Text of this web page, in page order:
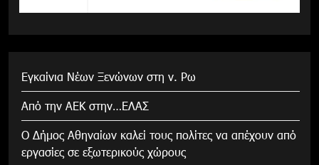
Εγκαίνια Νέων Ξενώνων στη ν. Ρω
Από την ΑΕΚ στην…ΕΛΑΣ
Ο Δήμος Αθηναίων καλεί τους πολίτες να απέχουν από
εργασίες σε εξωτερικούς χώρους